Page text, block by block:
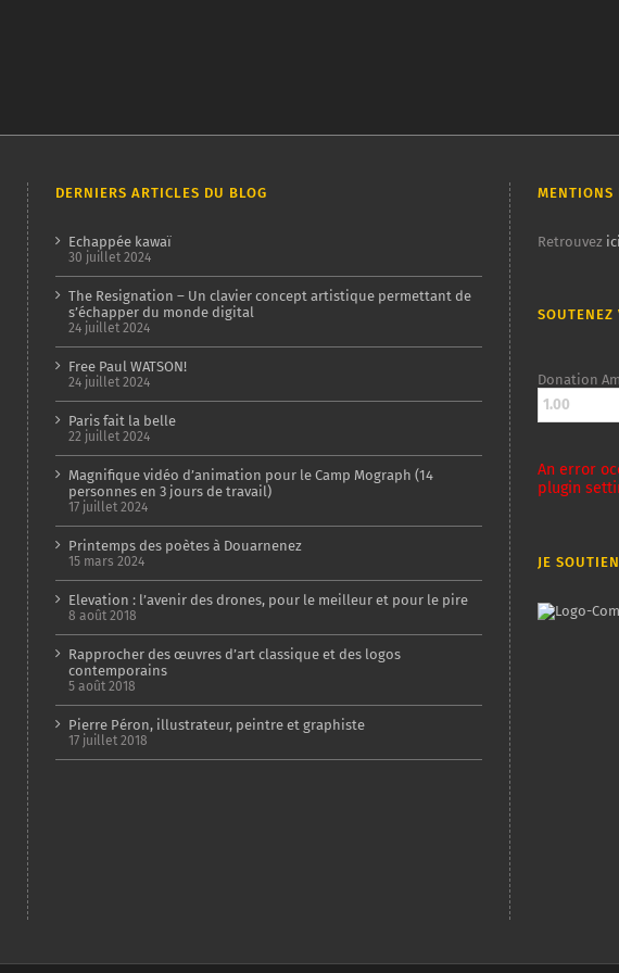
DERNIERS ARTICLES DU BLOG
Echappée kawaï
30 juillet 2024
The Resignation – Un clavier concept artistique permettant de
s’échapper du monde digital
24 juillet 2024
Free Paul WATSON!
24 juillet 2024
Paris fait la belle
22 juillet 2024
Magnifique vidéo d’animation pour le Camp Mograph (14
personnes en 3 jours de travail)
17 juillet 2024
Printemps des poètes à Douarnenez
15 mars 2024
Elevation : l’avenir des drones, pour le meilleur et pour le pire
8 août 2018
Rapprocher des œuvres d’art classique et des logos
contemporains
5 août 2018
Pierre Péron, illustrateur, peintre et graphiste
17 juillet 2018
MENTIONS
Retrouvez ici
SOUTENEZ
Donation
An error
plugin
JE